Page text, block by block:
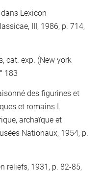
dans Lexicon
III, 1986, p. 714,
cat. exp. (New york
183
des figurines et
et romains I.
archaïque et
Nationaux, 1954, p.
reliefs, 1931, p. 82-85,